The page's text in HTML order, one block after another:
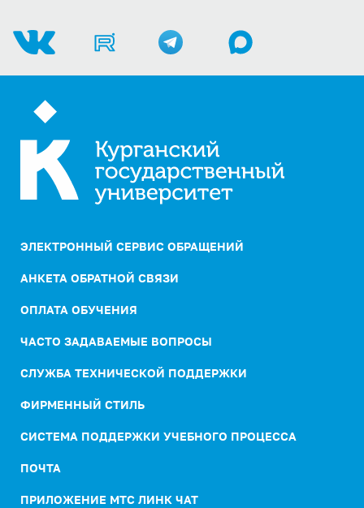
ЭЛЕКТРОННЫЙ СЕРВИС ОБРАЩЕНИЙ
АНКЕТА ОБРАТНОЙ СВЯЗИ
ОПЛАТА ОБУЧЕНИЯ
ЧАСТО ЗАДАВАЕМЫЕ ВОПРОСЫ
СЛУЖБА ТЕХНИЧЕСКОЙ ПОДДЕРЖКИ
ФИРМЕННЫЙ СТИЛЬ
СИСТЕМА ПОДДЕРЖКИ УЧЕБНОГО ПРОЦЕССА
ПОЧТА
ПРИЛОЖЕНИЕ МТС ЛИНК ЧАТ